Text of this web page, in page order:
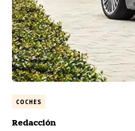
COCHES
Redacción